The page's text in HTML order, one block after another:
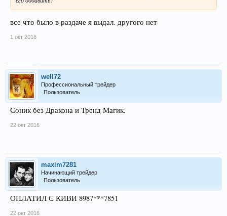
все что было в раздаче я выдал. другого нет
1 окт 2016
well72
Профессиональный трейдер
Пользователь
Соник без Дракона и Тренд Магик.
22 окт 2016
maxim7281
Начинающий трейдер
Пользователь
ОПЛАТИЛ С КИВИ 8987***7851
22 окт 2016